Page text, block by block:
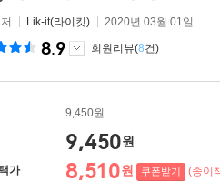
저 Lik-it(라이킷) 2020년 03월 01일
8.9 회원리뷰(8건)
9,450원
9,450원
가 8,510원 쿠폰받기 (종이